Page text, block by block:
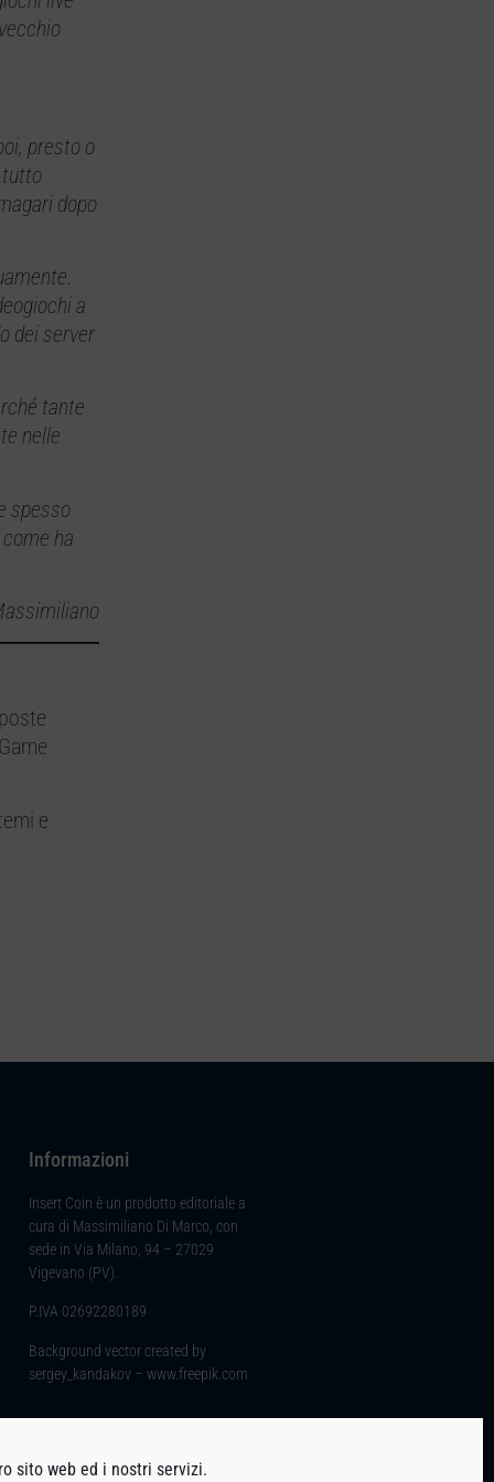
sito web ed i nostri servizi.
presto o
tutto
dopo
a
dei server
tante
nelle
spesso
ha
e
Informazioni
Insert Coin è un prodotto editoriale a
cura di Massimiliano Di Marco, con
sede in Via Milano, 94 – 27029
Vigevano (PV).
P.IVA 02692280189
Background vector created by
sergey_kandakov – www.freepik.com